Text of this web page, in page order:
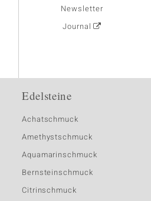
Newsletter
Journal
Edelsteine
Achatschmuck
Amethystschmuck
Aquamarinschmuck
Bernsteinschmuck
Citrinschmuck